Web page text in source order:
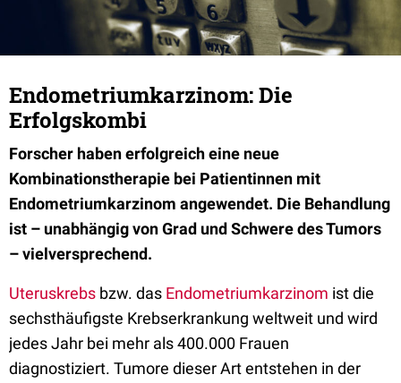
Endometriumkarzinom: Die
Erfolgskombi
Forscher haben erfolgreich eine neue
Kombinationstherapie bei Patientinnen mit
Endometriumkarzinom angewendet. Die Behandlung
ist – unabhängig von Grad und Schwere des Tumors
– vielversprechend.
Uteruskrebs bzw. das Endometriumkarzinom ist die
sechsthäufigste Krebserkrankung weltweit und wird
jedes Jahr bei mehr als 400.000 Frauen
diagnostiziert. Tumore dieser Art entstehen in der